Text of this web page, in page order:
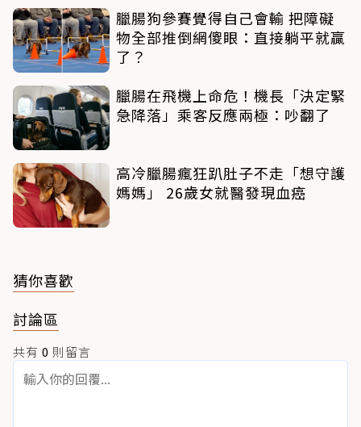
臘腸狗參賽覺得自己會輸 把障礙
物全部推倒網傻眼：直接躺平就贏
了？
臘腸在飛機上命危！機長「決定緊
急降落」乘客反應兩極：吵翻了
高冷臘腸瘋狂趴肚子不走「想守護
媽媽」 26歲女就醫發現血癌
猜你喜歡
討論區
共有 0 則留言